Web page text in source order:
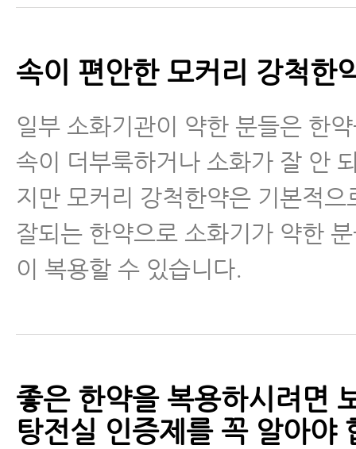
속이 편안한 모커리 강척한
일부 소화기관이 약한 분들은 한
속이 더부룩하거나 소화가 잘 안
지만 모커리 강척한약은 기본적으
잘되는 한약으로 소화기가 약한
이 복용할 수 있습니다.
좋은 한약을 복용하시려면
탕전실 인증제를 꼭 알아야